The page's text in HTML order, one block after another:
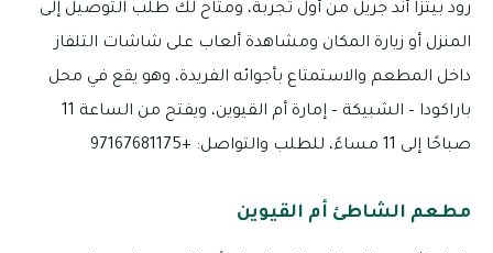
رود بيتزا أند جريل من أول تجربة، ومتاح لك طلب التوصيل إلى
المنزل أو زيارة المكان ومشاهدة ألعاب على شاشات التلفاز
داخل المطعم والاستمتاع بأجوائه الفريدة، وهو يقع في محل
باراكودا – الشبيكة – إمارة أم القيوين، ويفتح من الساعة 11
صباحًا إلى 11 مساءً، للطلب والتواصل: +97167681175
مطعم الشاطئ أم القيوين